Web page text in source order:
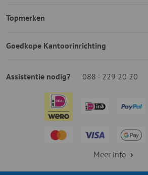
Topmerken
Goedkope Kantoorinrichting
Assistentie nodig? 088 - 229 20 20
Meer info